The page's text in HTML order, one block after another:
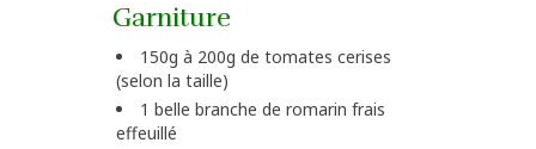
Garniture
150g à 200g de tomates cerises
(selon la taille)
1 belle branche de romarin frais
effeuillé